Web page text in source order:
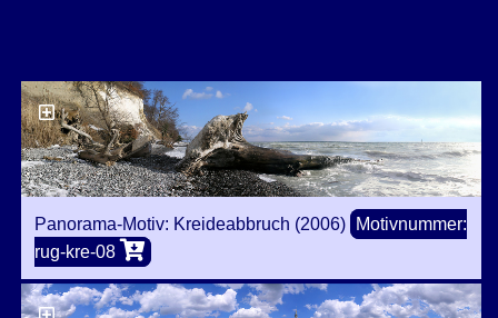
Panorama-Motiv: Kreideabbruch (2006)
Motivnummer:
rug-kre-08